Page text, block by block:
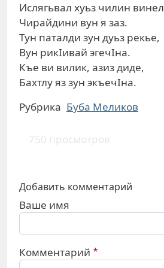
Ислягьвал хуьз чилин винел
Чирайдини вун я заз.
Тун паталди зун дуьз рекье,
Вун рикIивай эгечIна.
Къе ви вилик, азиз диде,
Бахтлу яз зун экъечIна.
Рубрика Буба Меликов
750 просмотров
Добавить комментарий
Ваше имя
Комментарий